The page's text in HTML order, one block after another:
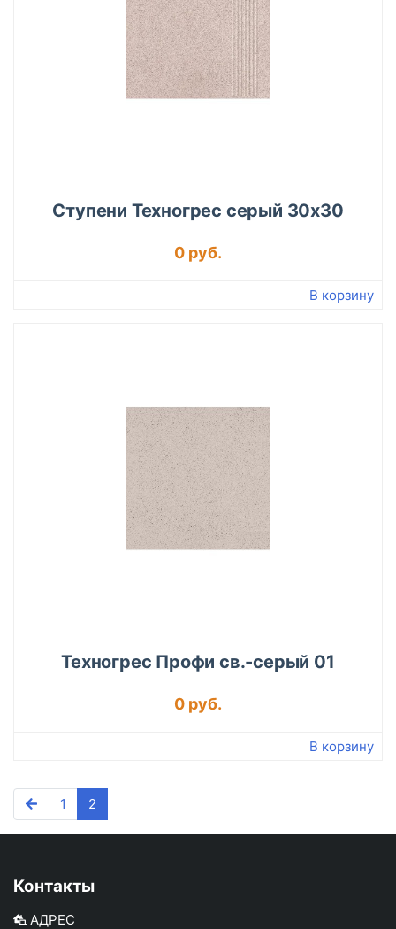
Ступени Техногрес серый 30х30
0 руб.
В корзину
Подробнее
Техногрес Профи св.-серый 01
0 руб.
В корзину
1 2
Контакты
АДРЕС